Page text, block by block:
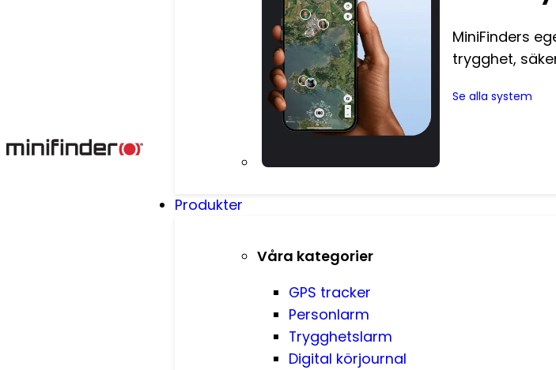
MiniFinders
trygghet,
Se alla system
Produkter
Våra kategorier
GPS tracker
Personlarm
Trygghetslarm
Digital körjournal